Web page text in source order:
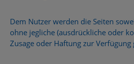
Dem Nutzer werden die Seiten
ohne jegliche (ausdrückliche oder
Zusage oder Haftung zur Verfügung